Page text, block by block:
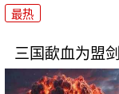
最热
三国歃血为盟